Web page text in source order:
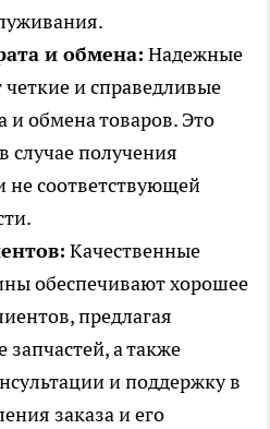
и обмена: Надежные
и справедливые
и обмена товаров. Это
случае получения
не соответствующей
Качественные
обеспечивают хорошее
предлагая
а также
и поддержку в
заказа и его